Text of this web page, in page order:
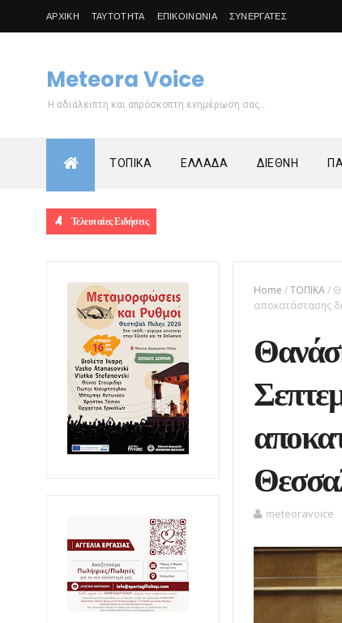
ΑΡΧΙΚΗ ΤΑΥΤΟΤΗΤΑ ΕΠΙΚΟΙΝΩΝΙΑ ΣΥΝΕΡΓΑΤΕΣ
Meteora Voice
Η αδιάλειπτη και απρόσκοπτη ενημέρωση σας...
ΤΟΠΙΚΑ ΕΛΛΑΔΑ ΔΙΕΘΝΗ
Τελευταίες Ειδήσεις
Home /ΤΟΠΙΚΑ/
αποκατάστασης
meteoravoice